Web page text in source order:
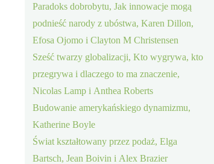
Paradoks dobrobytu, Jak innowacje mogą
podnieść narody z ubóstwa, Karen Dillon,
Efosa Ojomo i Clayton M Christensen
Sześć twarzy globalizacji, Kto wygrywa, kto
przegrywa i dlaczego to ma znaczenie,
Nicolas Lamp i Anthea Roberts
Budowanie amerykańskiego dynamizmu,
Katherine Boyle
Świat kształtowany przez podaż, Elga
Bartsch, Jean Boivin i Alex Brazier